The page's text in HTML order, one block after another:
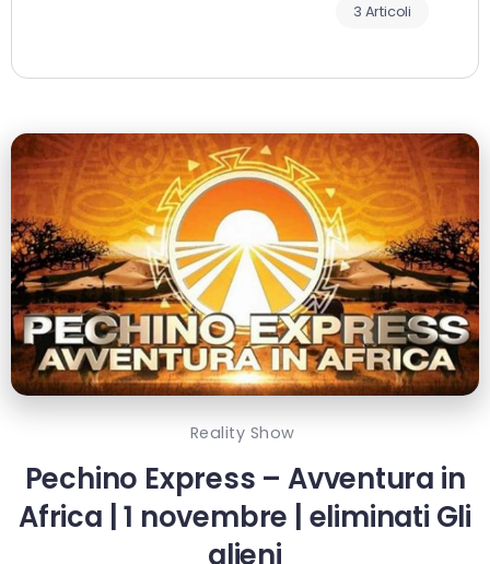
3 Articoli
Reality Show
Pechino Express – Avventura in
Africa | 1 novembre | eliminati Gli
alieni